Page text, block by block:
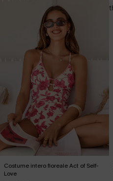
Costume intero floreale Act of Self-
Love